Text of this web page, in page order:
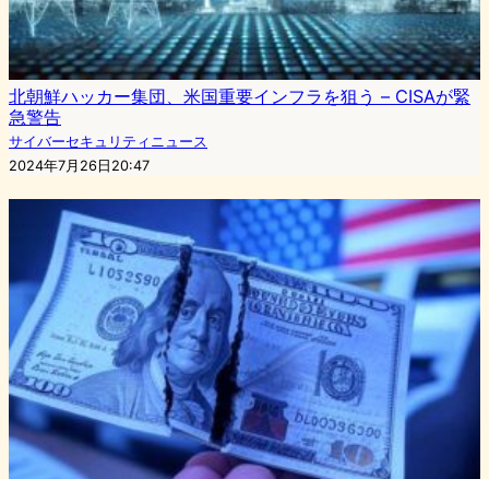
北朝鮮ハッカー集団、米国重要インフラを狙う – CISAが緊
急警告
サイバーセキュリティニュース
2024年7月26日20:47